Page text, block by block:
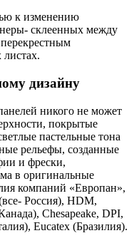
к изменению
склеенных между
дизайну
никого не может
покрытые
пастельные тона
рельефы, созданные
и фрески,
в оригинальные
компаний «Европан»,
Россия), HDM,
Chesapeake, DPI,
Eucatex (Бразилия).